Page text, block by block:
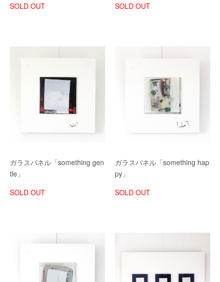
SOLD OUT
SOLD OUT
ガラスパネル「something gen
tle」
SOLD OUT
ガラスパネル「something hap
py」
SOLD OUT